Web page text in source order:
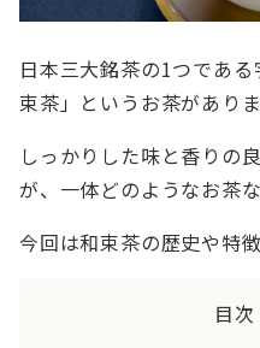
日本三大銘茶の1つであ
束茶」というお茶がありま
しっかりした味と香りの
が、一体どのようなお茶
今回は和束茶の歴史や特
目次